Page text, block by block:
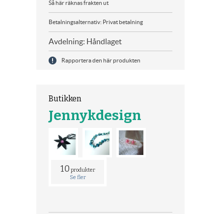
Så här räknas frakten ut
Betalningsalternativ: Privat betalning
Avdelning: Håndlaget
Rapportera den här produkten
Butikken
Jennykdesign
10 produkter
Se fler